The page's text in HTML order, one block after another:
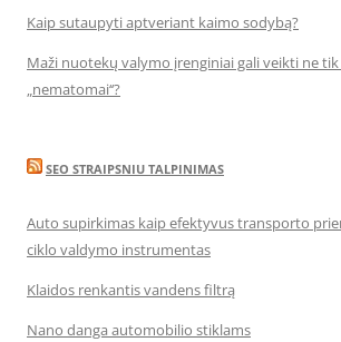
Kaip sutaupyti aptveriant kaimo sodybą?
Maži nuotekų valymo įrenginiai gali veikti ne
„nematomai‘‘?
SEO STRAIPSNIU TALPINIMAS
Auto supirkimas kaip efektyvus transporto
ciklo valdymo instrumentas
Klaidos renkantis vandens filtrą
Nano danga automobilio stiklams